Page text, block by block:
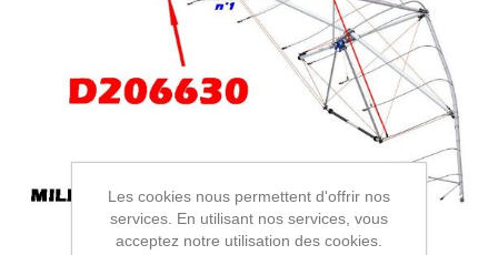
Les cookies nous permettent d'offrir nos
services. En utilisant nos services, vous
acceptez notre utilisation des cookies.